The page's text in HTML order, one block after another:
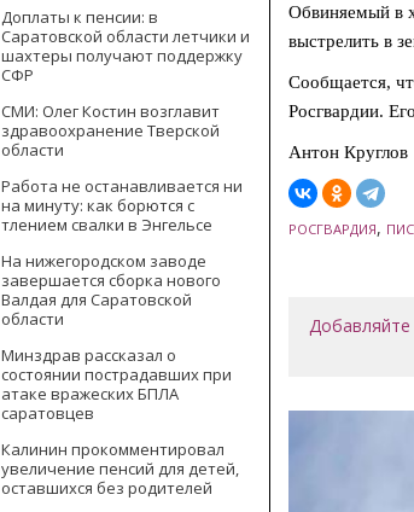
Доплаты к пенсии: в
Саратовской области летчики и
шахтеры получают поддержку
СФР
СМИ: Олег Костин возглавит
здравоохранение Тверской
области
Работа не останавливается ни
на минуту: как борются с
тлением свалки в Энгельсе
На нижегородском заводе
завершается сборка нового
Валдая для Саратовской
области
Минздрав рассказал о
состоянии пострадавших при
атаке вражеских БПЛА
саратовцев
Калинин прокомментировал
увеличение пенсий для детей,
оставшихся без родителей
Обвиняемый в
выстрелить в
Сообщается,
Росгвардии.
Антон Круглов
РОСГВАРДИЯ,